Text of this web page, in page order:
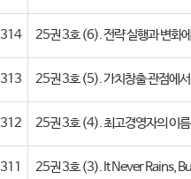
314 25권 3호 (6). 전략 실행과 변화
313 25권 3호 (5). 가치창출 관점에
312 25권 3호 (4). 최고경영자의 이름
311 25권 3호 (3). It Never Rains,